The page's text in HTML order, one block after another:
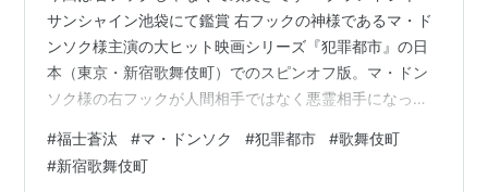
サンシャイン池袋にて鑑賞 右フックの神様であるマ・ド
ンソク様主演の大ヒット映画シリーズ『犯罪都市』の日
本（東京・新宿歌舞伎町）でのスピンオフ版。マ・ドン
ソク様の右フックが人間相手ではなく悪霊相手になって
ｗ）。 元のシリーズとは味わいがかなり異なりますが、
めちゃくちゃ面白かったです。『犯罪都市』シリーズの
#福士蒼汰 #マ・ドンソク #犯罪都市 #歌舞伎町
#新宿歌舞伎町